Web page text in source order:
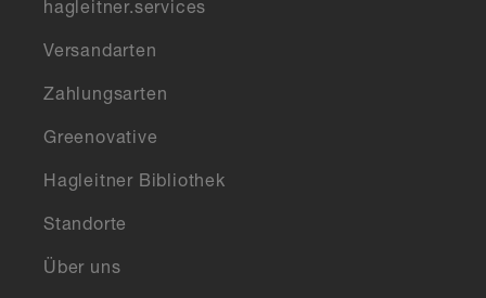
hagleitner.services
Versandarten
Zahlungsarten
Greenovative
Hagleitner Bibliothek
Standorte
Über uns